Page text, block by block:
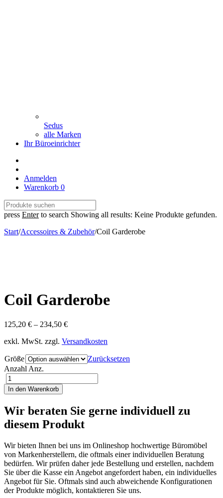
Sedus
alle Marken
Ihr Büroeinrichter
Anmelden
Warenkorb 0
press Enterto search Showing all results: Keine Produkte gefunden.
Start/Accessoires & Zubehör/Coil Garderobe
Coil Garderobe
125,20 € – 234,50 €
exkl. MwSt. zzgl. Versandkosten
Größe
Zurücksetzen
Anzahl Anz.
In den Warenkorb
Wir beraten Sie gerne individuell zu
diesem Produkt
Wir bieten Ihnen bei uns im Onlineshop hochwertige Büromöbel
von Markenherstellern, die oftmals einer individuellen Beratung
bedürfen. Wir prüfen daher jede Bestellung und erstellen, nachdem
Sie über die Kasse ein Angebot angefordert haben, ein individuelles
Angebot für Sie. Oftmals sind auch abweichende Konfigurationen
der Produkte möglich, kontaktieren Sie uns.